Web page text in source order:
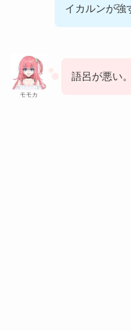
イカルンが強
モモカ
語呂が悪い。